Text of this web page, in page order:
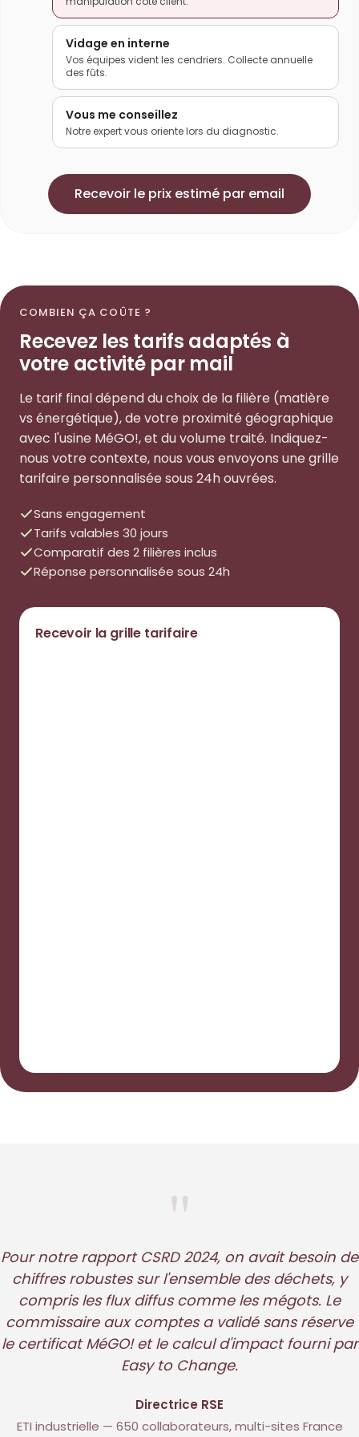
Vidage en interne
Vos équipes vident les cendriers. Collecte annuelle
des fûts.
Vous me conseillez
Notre expert vous oriente lors du diagnostic.
Recevoir le prix estimé par email
COMBIEN ÇA COÛTE ?
Recevez les tarifs adaptés à
votre activité par mail
Le tarif final dépend du choix de la filière (matière
vs énergétique), de votre proximité géographique
avec l'usine MéGO!, et du volume traité. Indiquez-
nous votre contexte, nous vous envoyons une grille
tarifaire personnalisée sous 24h ouvrées.
Sans engagement
Tarifs valables 30 jours
Comparatif des 2 filières inclus
Réponse personnalisée sous 24h
Recevoir la grille tarifaire
"
Pour notre rapport CSRD 2024, on avait besoin de
chiffres robustes sur l'ensemble des déchets, y
compris les flux diffus comme les mégots. Le
commissaire aux comptes a validé sans réserve
le certificat MéGO! et le calcul d'impact fourni par
Easy to Change.
Directrice RSE
ETI industrielle — 650 collaborateurs, multi-sites France